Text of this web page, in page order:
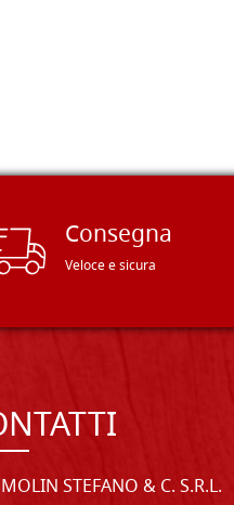
Consegna
Veloce e sicura
STEFANO & C. S.R.L.